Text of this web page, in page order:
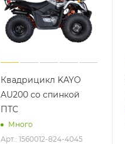
Квадрицикл KAYO
AU200 со спинкой
ПТС
Много
Арт.: 1560012-824-4045